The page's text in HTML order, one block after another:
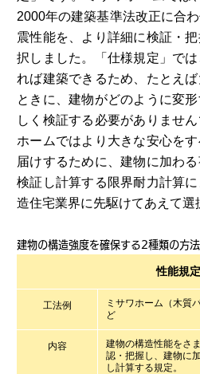
住まいの売却
これから住まい
多彩な動画やこだわりが詰まった建
まいづくりを楽しく学べるデジタル
ホームラウンジ 新築・戸建て
ホームラウンジ 土地活用・賃貸経営
実例動画や基礎知識、収納の工夫な
ホームラウンジ リフォーム
すべてのフィールドに新しい価値を
のまちづくりを実現していきます。
ミサワゼネラルソリューション
ミサワホームオーナーさま・リフォ
ームを結ぶコミュニケーションサイ
ツや、ミサワホームからの大切なお
ミサワオーナーズクラブ
新卒者採用
中途採用
障がい者採用
ウエルネス事業
海外事業
2000年の建築基準法改正に合
震性能を、より詳細に検証・
択しました。「仕様規定」で
れば建築できるため、たとえ
ときに、建物がどのように変
しく検証する必要がありませ
ホームではより大きな安心を
届けするために、建物に加わ
検証し計算する限界耐力計算
造住宅業界に先駆けてあえて選
建物の構造強度を確保する2種類の方法
性能規定
工法例
ミサワホーム（木質
ど
内容
建物の構造性能をさ
認・把握し、建物に
し計算する規定。